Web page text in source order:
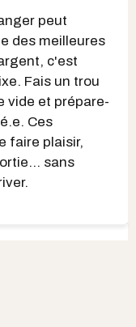
peut
des meilleures
c'est
Fais un trou
vide et prépare-
Ces
faire plaisir,
sans